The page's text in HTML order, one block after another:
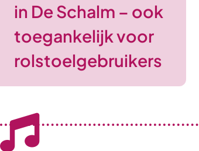
in De Schalm – ook
toegankelijk voor
rolstoelgebruikers